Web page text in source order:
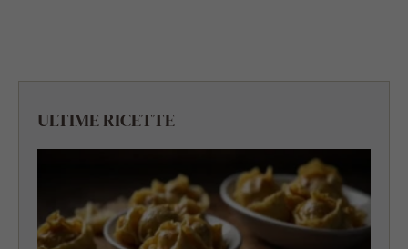
ULTIME RICETTE